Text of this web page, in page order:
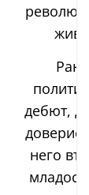
дебют,
него